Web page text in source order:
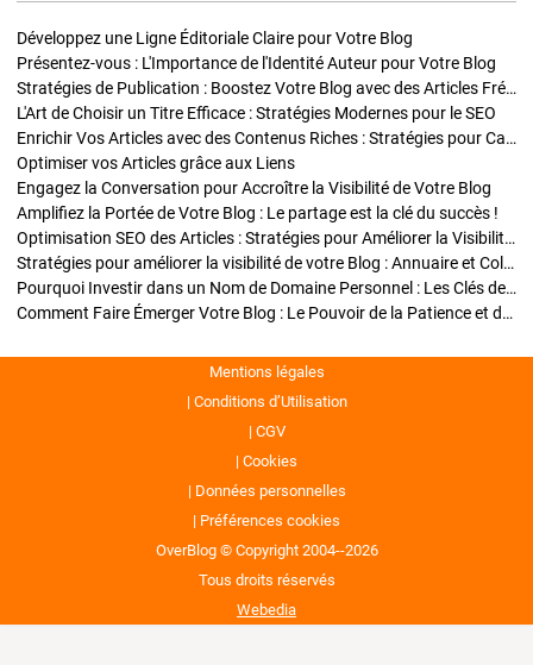
Développez une Ligne Éditoriale Claire pour Votre Blog
Présentez-vous : L'Importance de l'Identité Auteur pour Votre Blog
Stratégies de Publication : Boostez Votre Blog avec des Articles Fréquents et Exclusifs
L'Art de Choisir un Titre Efficace : Stratégies Modernes pour le SEO
Enrichir Vos Articles avec des Contenus Riches : Stratégies pour Captiver et Optimiser
Optimiser vos Articles grâce aux Liens
Engagez la Conversation pour Accroître la Visibilité de Votre Blog
Amplifiez la Portée de Votre Blog : Le partage est la clé du succès !
Optimisation SEO des Articles : Stratégies pour Améliorer la Visibilité de Votre Blog
Stratégies pour améliorer la visibilité de votre Blog : Annuaire et Collaborations
Pourquoi Investir dans un Nom de Domaine Personnel : Les Clés de la Réussite de Votre Blog
Comment Faire Émerger Votre Blog : Le Pouvoir de la Patience et de la Persévérance
Mentions légales
Conditions d’Utilisation
CGV
Cookies
Données personnelles
Préférences cookies
OverBlog © Copyright 2004--2026
Tous droits réservés
Webedia